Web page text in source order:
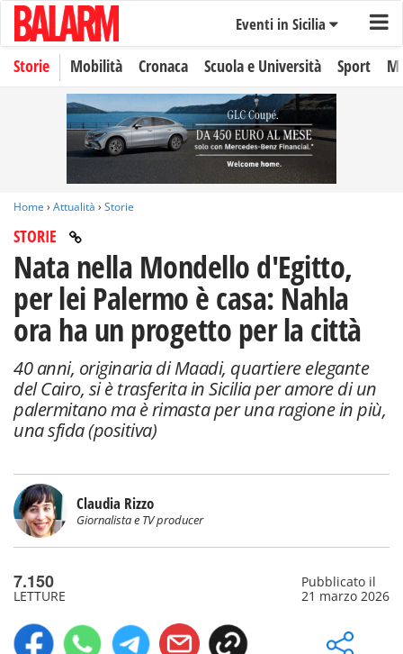
Eventi in Sicilia
Storie Mobilità Cronaca Scuola e Università Sport
Home › Attualità › Storie
STORIE
Nata nella Mondello d'Egitto,
per lei Palermo è casa: Nahla
ora ha un progetto per la città
40 anni, originaria di Maadi, quartiere elegante
del Cairo, si è trasferita in Sicilia per amore di un
palermitano ma è rimasta per una ragione in più,
una sfida (positiva)
Claudia Rizzo
Giornalista e TV producer
7.150
LETTURE
Pubblicato il
21 marzo 2026